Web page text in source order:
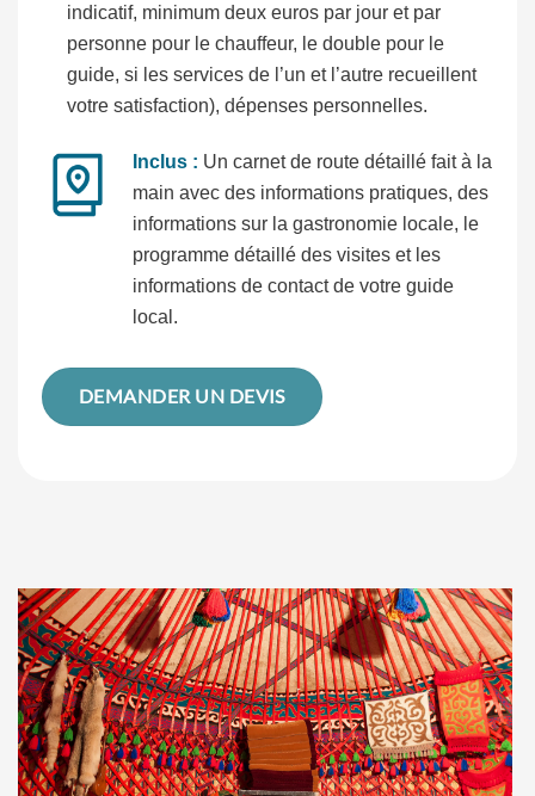
indicatif, minimum deux euros par jour et par
personne pour le chauffeur, le double pour le
guide, si les services de l’un et l’autre recueillent
votre satisfaction), dépenses personnelles.
Inclus : Un carnet de route détaillé fait à la
main avec des informations pratiques, des
informations sur la gastronomie locale, le
programme détaillé des visites et les
informations de contact de votre guide
local.
DEMANDER UN DEVIS